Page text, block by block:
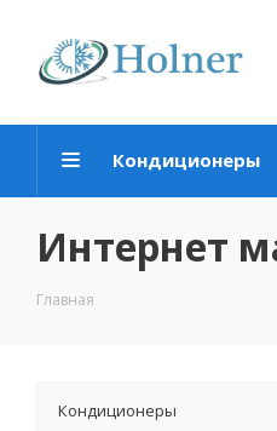
Кондиционеры
Интернет
Главная
Кондиционеры